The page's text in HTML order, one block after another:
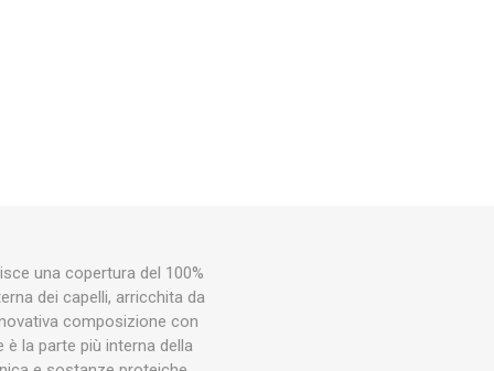
una copertura del 100%
dei capelli, arricchita da
composizione con
la parte più interna della